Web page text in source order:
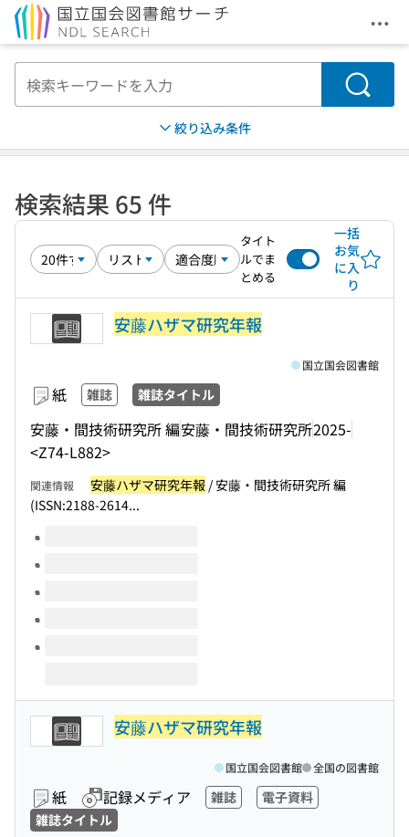
メ
検索
絞り込み条件
検索結果 65 件
タイト
ルでま
とめる
一括
お気
に入
り
安藤ハザマ研究年報
紙 雑誌 雑誌タイトル
安藤・間技術研究所 編安藤・間技術研究所2025-
<Z74-L882>
国立国会図書館
関連情報 安藤ハザマ研究年報 / 安藤・間技術研究所 編
(ISSN:2188-2614...
このタイトルの巻号
安藤ハザマ研究年報
紙 記録メディア 雑誌
電子資料
雑誌タイトル
国立国会図書館 全国の図書館